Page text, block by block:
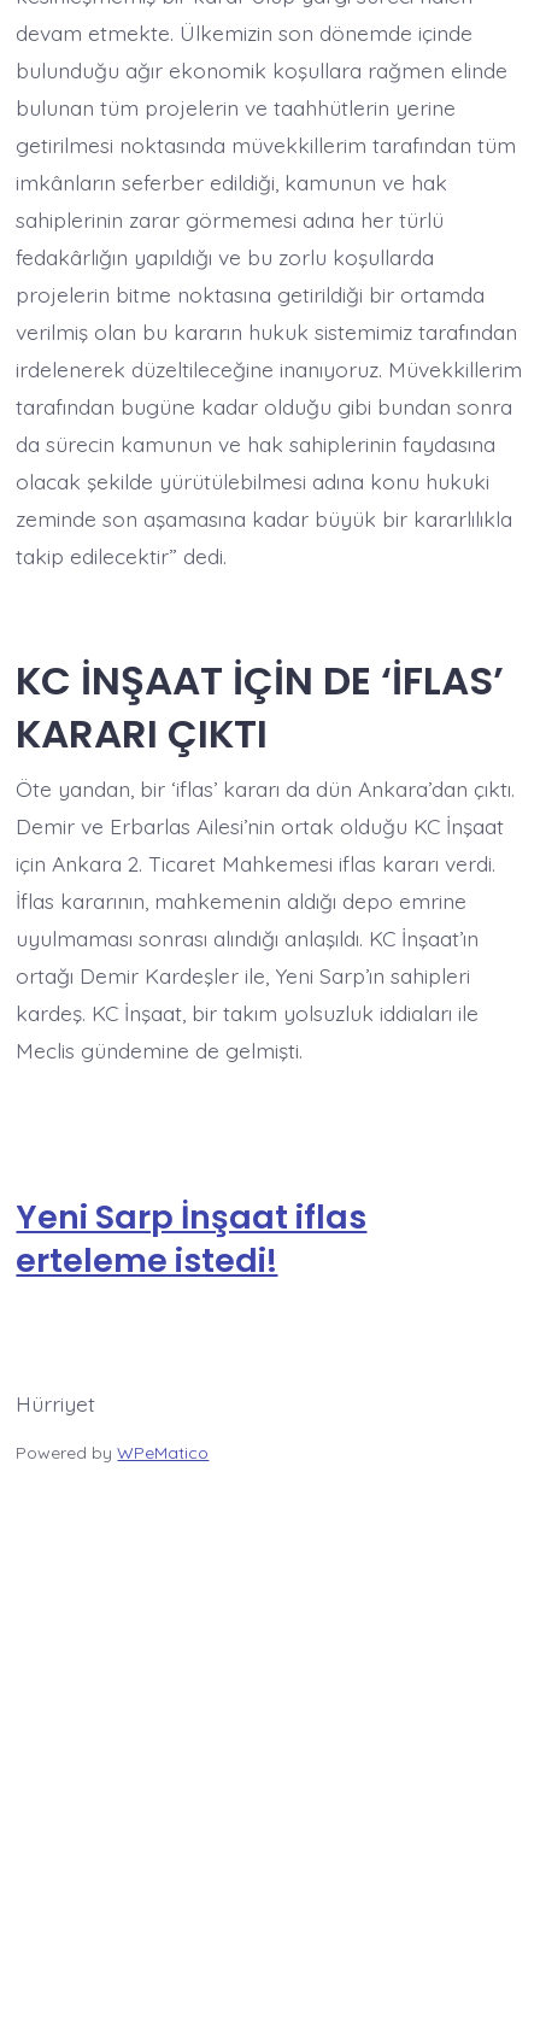
devam etmekte. Ülkemizin son dönemde içinde
bulunduğu ağır ekonomik koşullara rağmen elinde
bulunan tüm projelerin ve taahhütlerin yerine
getirilmesi noktasında müvekkillerim tarafından tüm
imkânların seferber edildiği, kamunun ve hak
sahiplerinin zarar görmemesi adına her türlü
fedakârlığın yapıldığı ve bu zorlu koşullarda
projelerin bitme noktasına getirildiği bir ortamda
verilmiş olan bu kararın hukuk sistemimiz tarafından
irdelenerek düzeltileceğine inanıyoruz. Müvekkillerim
tarafından bugüne kadar olduğu gibi bundan sonra
da sürecin kamunun ve hak sahiplerinin faydasına
olacak şekilde yürütülebilmesi adına konu hukuki
zeminde son aşamasına kadar büyük bir kararlılıkla
takip edilecektir” dedi.
KC İNŞAAT İÇİN DE ‘İFLAS’
KARARI ÇIKTI
Öte yandan, bir ‘iflas’ kararı da dün Ankara’dan çıktı.
Demir ve Erbarlas Ailesi’nin ortak olduğu KC İnşaat
için Ankara 2. Ticaret Mahkemesi iflas kararı verdi.
İflas kararının, mahkemenin aldığı depo emrine
uyulmaması sonrası alındığı anlaşıldı. KC İnşaat’ın
ortağı Demir Kardeşler ile, Yeni Sarp’ın sahipleri
kardeş. KC İnşaat, bir takım yolsuzluk iddiaları ile
Meclis gündemine de gelmişti.
Yeni Sarp İnşaat iflas
erteleme istedi!
Hürriyet
Powered byWPeMatico